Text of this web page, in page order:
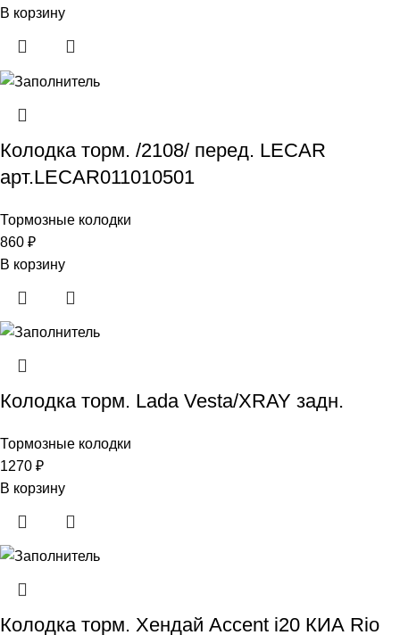
В корзину
Колодка торм. /2108/ перед. LECAR
арт.LECAR011010501
Тормозные колодки
860 ₽
В корзину
Колодка торм. Lada Vesta/XRAY задн.
Тормозные колодки
1270 ₽
В корзину
Колодка торм. Хендай Accent i20 КИА Rio